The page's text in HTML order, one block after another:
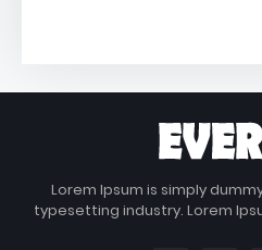
Lorem Ipsum is simply
typesetting industry. Lorem